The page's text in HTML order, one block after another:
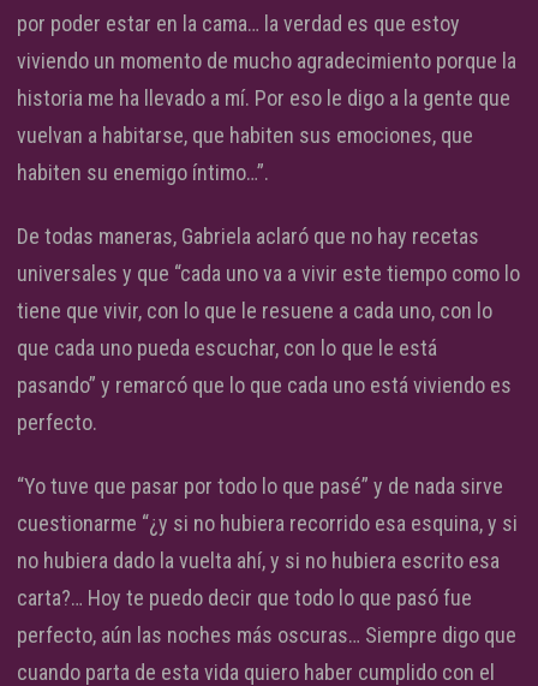
por poder estar en la cama… la verdad es que estoy
viviendo un momento de mucho agradecimiento porque la
historia me ha llevado a mí. Por eso le digo a la gente que
vuelvan a habitarse, que habiten sus emociones, que
habiten su enemigo íntimo…”.
De todas maneras, Gabriela aclaró que no hay recetas
universales y que “cada uno va a vivir este tiempo como lo
tiene que vivir, con lo que le resuene a cada uno, con lo
que cada uno pueda escuchar, con lo que le está
pasando” y remarcó que lo que cada uno está viviendo es
perfecto.
“Yo tuve que pasar por todo lo que pasé” y de nada sirve
cuestionarme “¿y si no hubiera recorrido esa esquina, y si
no hubiera dado la vuelta ahí, y si no hubiera escrito esa
carta?… Hoy te puedo decir que todo lo que pasó fue
perfecto, aún las noches más oscuras… Siempre digo que
cuando parta de esta vida quiero haber cumplido con el